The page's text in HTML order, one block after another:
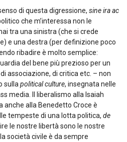
di questa digressione, sine ira ac
che m’interessa non le
tra una sinistra (che si crede
e una destra (per definizione poco
ribadire è molto semplice:
del bene più prezioso per un
associazione, di critica etc. – non
sulla political culture, insegnata nelle
media. Il liberalismo alla Isaiah
anche alla Benedetto Croce è
tempeste di una lotta politica, de
le nostre libertà sono le nostre
società civile è da sempre